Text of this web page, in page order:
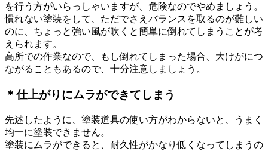
を行う方がいらっしゃいますが、危険なのでやめましょう。
慣れない塗装をして、ただでさえバランスを取るのが難しい
のに、ちょっと強い風が吹くと簡単に倒れてしまうことが考
えられます。
高所での作業なので、もし倒れてしまった場合、大けがにつ
ながることもあるので、十分注意しましょう。
＊仕上がりにムラができてしまう
先述したように、塗装道具の使い方がわからないと、うまく
均一に塗装できません。
塗装にムラができると、耐久性がかなり低くなってしまうの